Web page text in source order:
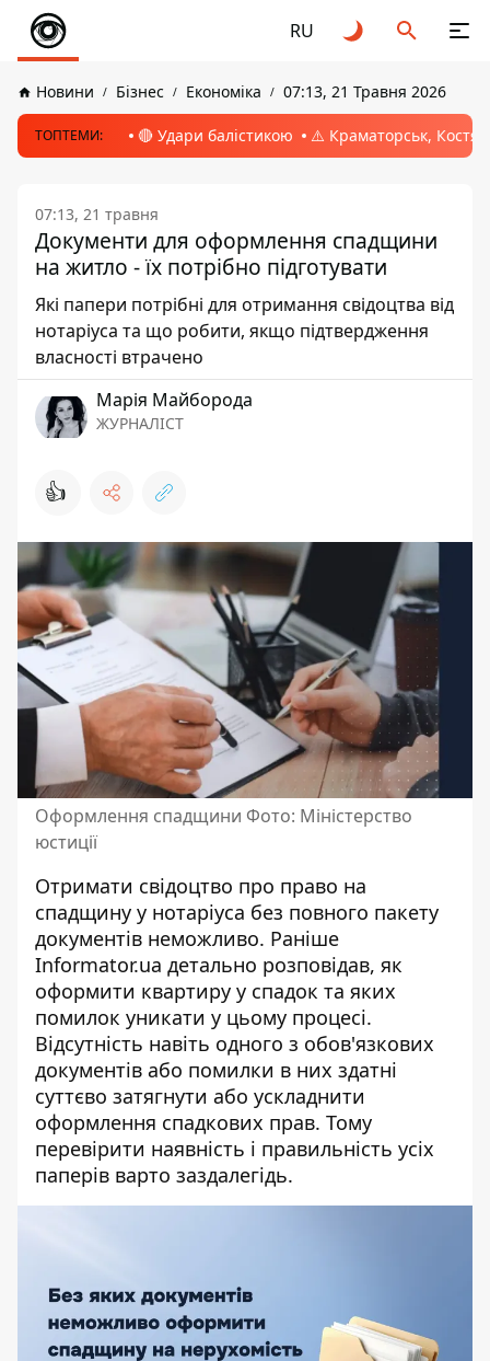
RU
Новини Бізнес Економіка 07:13, 21 Травня 2026
ТОПТЕМИ: 🔴 Удари балістикою ⚠️ Краматорськ,
07:13, 21 травня
Документи для оформлення спадщини
на житло - їх потрібно підготувати
Які папери потрібні для отримання свідоцтва від
нотаріуса та що робити, якщо підтвердження
власності втрачено
Марія Майборода
ЖУРНАЛІСТ
👍
Оформлення спадщини Фото: Міністерство
юстиції
Отримати свідоцтво про право на
спадщину у нотаріуса без повного пакету
документів неможливо. Раніше
Informator.ua детально розповідав, як
оформити квартиру у спадок та яких
помилок уникати у цьому процесі.
Відсутність навіть одного з обов'язкових
документів або помилки в них здатні
суттєво затягнути або ускладнити
оформлення спадкових прав. Тому
перевірити наявність і правильність усіх
паперів варто заздалегідь.